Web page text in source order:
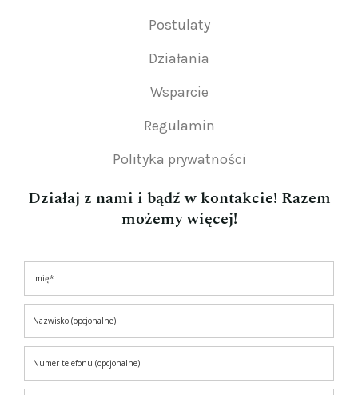
Postulaty
Działania
Wsparcie
Regulamin
Polityka prywatności
Działaj z nami i bądź w kontakcie! Razem
możemy więcej!